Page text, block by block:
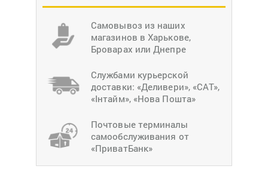
Самовывоз из наших
магазинов в Харькове,
Броварах или Днепре
Службами курьерской
доставки: «Деливери», «САТ»,
«Інтайм», «Нова Пошта»
Почтовые терминалы
самообслуживания от
«ПриватБанк»